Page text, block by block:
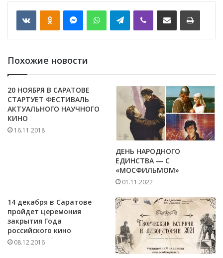
VKontakte WhatsApp Telegram
Похожие новости
20 НОЯБРЯ В САРАТОВЕ
СТАРТУЕТ ФЕСТИВАЛЬ
АКТУАЛЬНОГО НАУЧНОГО
КИНО
16.11.2018
ДЕНЬ НАРОДНОГО
ЕДИНСТВА — С
«МОСФИЛЬМОМ»
01.11.2022
14 декабря в Саратове
пройдет церемония
закрытия Года
российского кино
08.12.2016